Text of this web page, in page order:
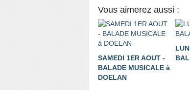
Vous aimerez aussi :
SAMEDI 1ER AOUT -
BALADE MUSICALE à
DOELAN